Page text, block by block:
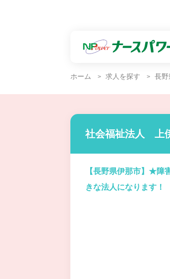
ホーム 求人を探す 長野
社会福祉法人 上
【長野県伊那市】★障
きな法人になります！